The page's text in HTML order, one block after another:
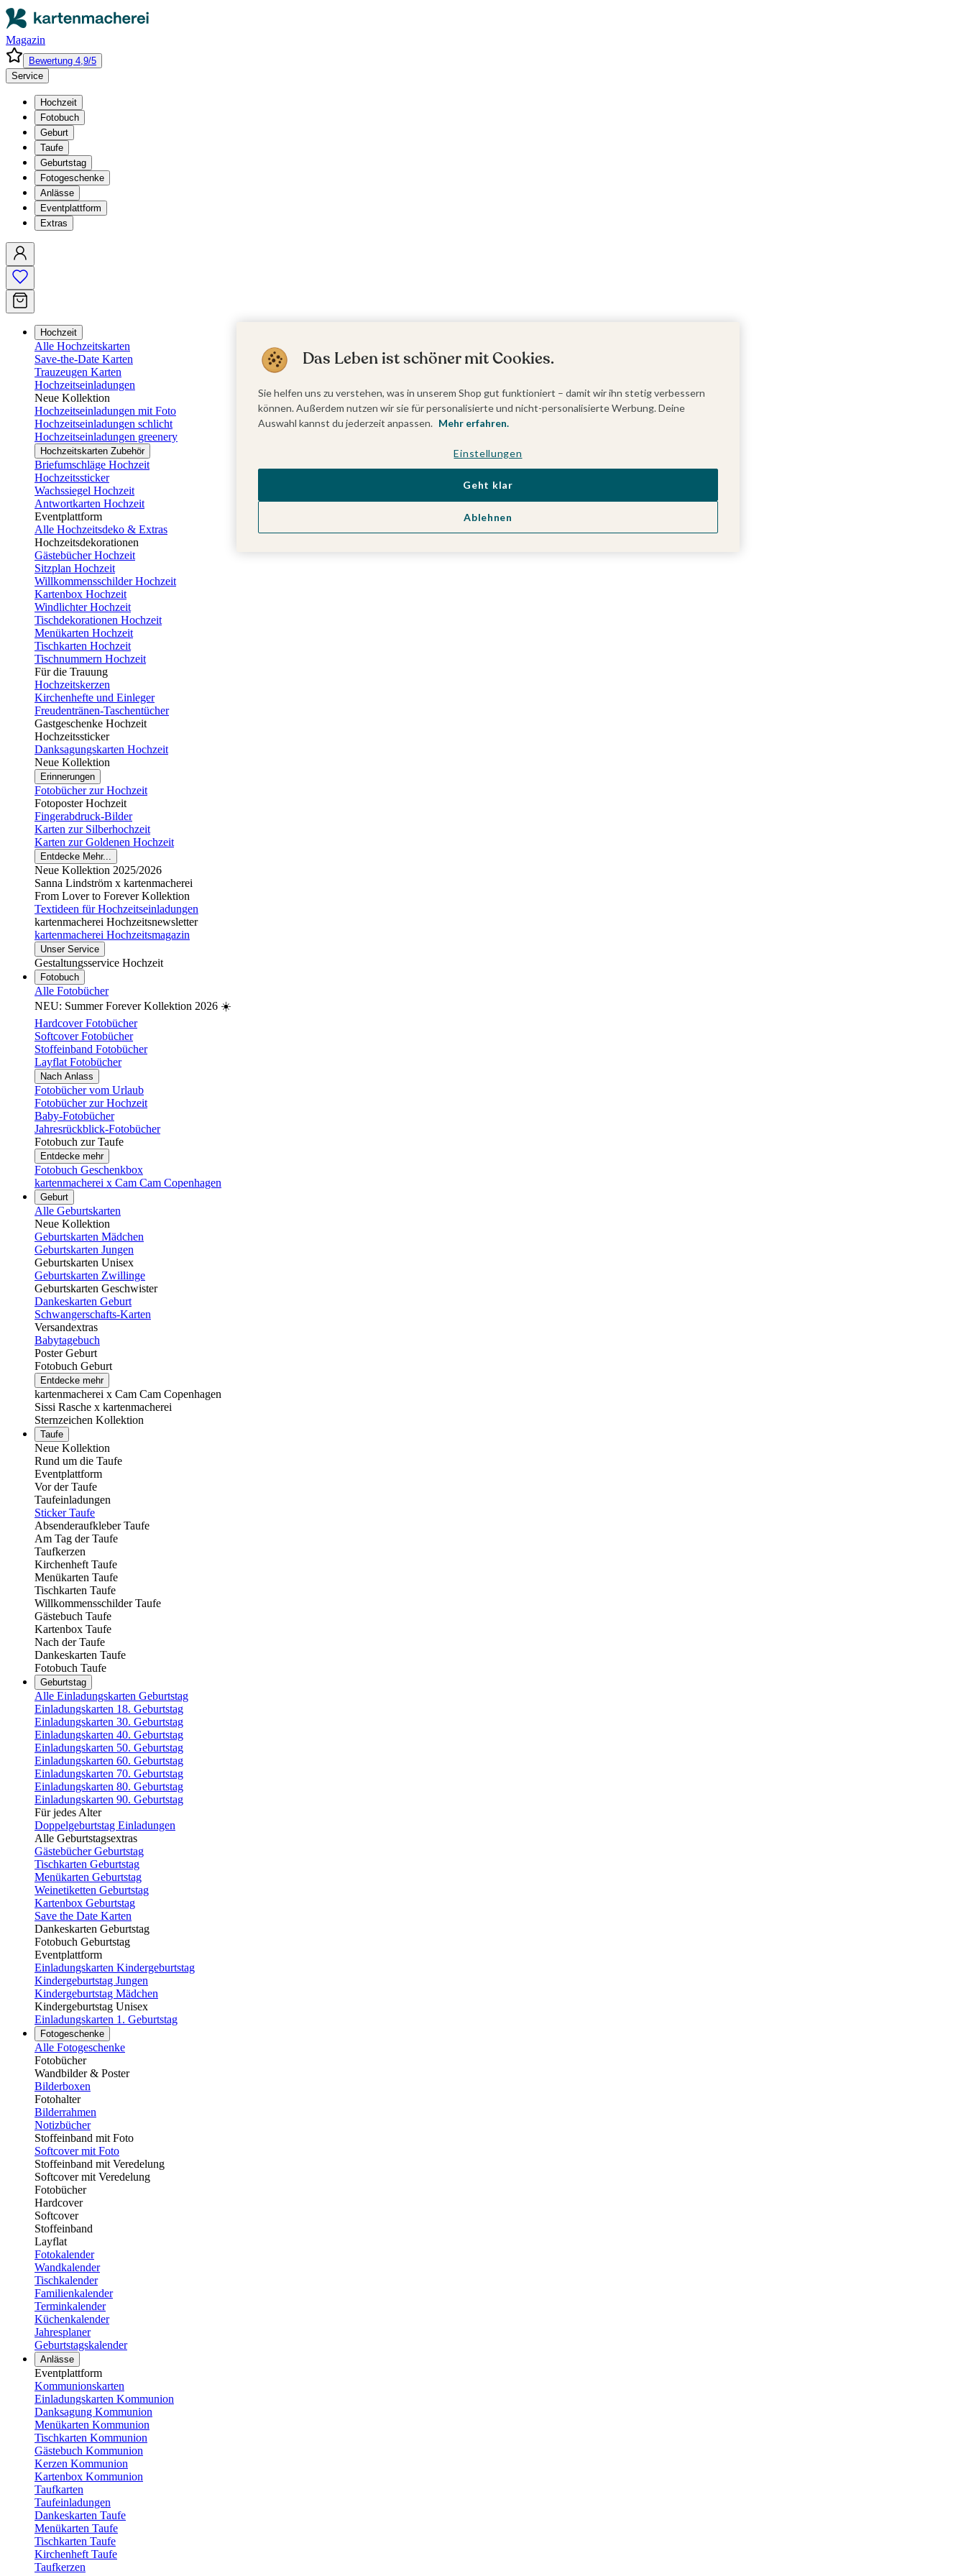
Magazin
Bewertung 4,9/5
Service
Hochzeit
Fotobuch
Geburt
Taufe
Geburtstag
Fotogeschenke
Anlässe
Eventplattform
Extras
Hochzeit
Alle Hochzeitskarten
Save-the-Date Karten
Trauzeugen Karten
Hochzeitseinladungen
Neue Kollektion
Hochzeitseinladungen mit Foto
Hochzeitseinladungen schlicht
Hochzeitseinladungen greenery
Hochzeitskarten Zubehör
Briefumschläge Hochzeit
Hochzeitssticker
Wachssiegel Hochzeit
Antwortkarten Hochzeit
Eventplattform
Alle Hochzeitsdeko & Extras
Hochzeitsdekorationen
Gästebücher Hochzeit
Sitzplan Hochzeit
Willkommensschilder Hochzeit
Kartenbox Hochzeit
Windlichter Hochzeit
Tischdekorationen Hochzeit
Menükarten Hochzeit
Tischkarten Hochzeit
Tischnummern Hochzeit
Für die Trauung
Hochzeitskerzen
Kirchenhefte und Einleger
Freudentränen-Taschentücher
Gastgeschenke Hochzeit
Hochzeitssticker
Danksagungskarten Hochzeit
Neue Kollektion
Erinnerungen
Fotobücher zur Hochzeit
Fotoposter Hochzeit
Fingerabdruck-Bilder
Karten zur Silberhochzeit
Karten zur Goldenen Hochzeit
Entdecke Mehr...
Neue Kollektion 2025/2026
Sanna Lindström x kartenmacherei
From Lover to Forever Kollektion
Textideen für Hochzeitseinladungen
kartenmacherei Hochzeitsnewsletter
kartenmacherei Hochzeitsmagazin
Unser Service
Gestaltungsservice Hochzeit
Fotobuch
Alle Fotobücher
NEU: Summer Forever Kollektion 2026 ☀️
Hardcover Fotobücher
Softcover Fotobücher
Stoffeinband Fotobücher
Layflat Fotobücher
Nach Anlass
Fotobücher vom Urlaub
Fotobücher zur Hochzeit
Baby-Fotobücher
Jahresrückblick-Fotobücher
Fotobuch zur Taufe
Entdecke mehr
Fotobuch Geschenkbox
kartenmacherei x Cam Cam Copenhagen
Geburt
Alle Geburtskarten
Neue Kollektion
Geburtskarten Mädchen
Geburtskarten Jungen
Geburtskarten Unisex
Geburtskarten Zwillinge
Geburtskarten Geschwister
Dankeskarten Geburt
Schwangerschafts-Karten
Versandextras
Babytagebuch
Poster Geburt
Fotobuch Geburt
Entdecke mehr
kartenmacherei x Cam Cam Copenhagen
Sissi Rasche x kartenmacherei
Sternzeichen Kollektion
Taufe
Neue Kollektion
Rund um die Taufe
Eventplattform
Vor der Taufe
Taufeinladungen
Sticker Taufe
Absenderaufkleber Taufe
Am Tag der Taufe
Taufkerzen
Kirchenheft Taufe
Menükarten Taufe
Tischkarten Taufe
Willkommensschilder Taufe
Gästebuch Taufe
Kartenbox Taufe
Nach der Taufe
Dankeskarten Taufe
Fotobuch Taufe
Geburtstag
Alle Einladungskarten Geburtstag
Einladungskarten 18. Geburtstag
Einladungskarten 30. Geburtstag
Einladungskarten 40. Geburtstag
Einladungskarten 50. Geburtstag
Einladungskarten 60. Geburtstag
Einladungskarten 70. Geburtstag
Einladungskarten 80. Geburtstag
Einladungskarten 90. Geburtstag
Für jedes Alter
Doppelgeburtstag Einladungen
Alle Geburtstagsextras
Gästebücher Geburtstag
Tischkarten Geburtstag
Menükarten Geburtstag
Weinetiketten Geburtstag
Kartenbox Geburtstag
Save the Date Karten
Dankeskarten Geburtstag
Fotobuch Geburtstag
Eventplattform
Einladungskarten Kindergeburtstag
Kindergeburtstag Jungen
Kindergeburtstag Mädchen
Kindergeburtstag Unisex
Einladungskarten 1. Geburtstag
Fotogeschenke
Alle Fotogeschenke
Fotobücher
Wandbilder & Poster
Bilderboxen
Fotohalter
Bilderrahmen
Notizbücher
Stoffeinband mit Foto
Softcover mit Foto
Stoffeinband mit Veredelung
Softcover mit Veredelung
Fotobücher
Hardcover
Softcover
Stoffeinband
Layflat
Fotokalender
Wandkalender
Tischkalender
Familienkalender
Terminkalender
Küchenkalender
Jahresplaner
Geburtstagskalender
Anlässe
Eventplattform
Kommunionskarten
Einladungskarten Kommunion
Danksagung Kommunion
Menükarten Kommunion
Tischkarten Kommunion
Gästebuch Kommunion
Kerzen Kommunion
Kartenbox Kommunion
Taufkarten
Taufeinladungen
Dankeskarten Taufe
Menükarten Taufe
Tischkarten Taufe
Kirchenheft Taufe
Taufkerzen
Das Leben ist schöner mit Cookies.
Sie helfen uns zu verstehen, was in unserem Shop gut funktioniert – damit wir ihn stetig verbessern
können. Außerdem nutzen wir sie für personalisierte und nicht-personalisierte Werbung. Deine
Auswahl kannst du jederzeit anpassen. Mehr erfahren.
Einstellungen
Ablehnen
Geht klar